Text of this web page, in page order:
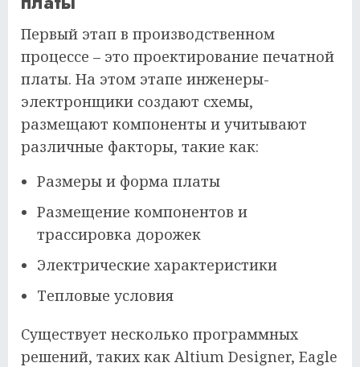
Первый этап в производственном
процессе – это проектирование печатной
платы. На этом этапе инженеры-
электронщики создают схемы,
размещают компоненты и учитывают
различные факторы, такие как:
Размеры и форма платы
Размещение компонентов и
трассировка дорожек
Электрические характеристики
Тепловые условия
Существует несколько программных
решений, таких как Altium Designer, Eagle